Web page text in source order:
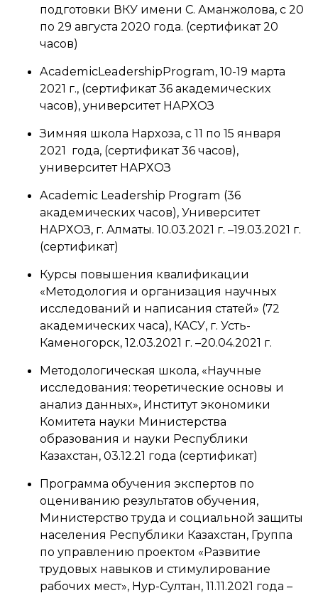
подготовки ВКУ имени С. Аманжолова, с 20
по 29 августа 2020 года. (сертификат 20
часов)
AcademicLeadershipProgram, 10-19 марта
2021 г., (сертификат 36 академических
часов), университет НАРХОЗ
Зимняя школа Нархоза, с 11 по 15 января
2021 года, (сертификат 36 часов),
университет НАРХОЗ
Academic Leadership Program (36
академических часов), Университет
НАРХОЗ, г. Алматы. 10.03.2021 г. –19.03.2021 г.
(сертификат)
Курсы повышения квалификации
«Методология и организация научных
исследований и написания статей» (72
академических часа), КАСУ, г. Усть-
Каменогорск, 12.03.2021 г. –20.04.2021 г.
Методологическая школа, «Научные
исследования: теоретические основы и
анализ данных», Институт экономики
Комитета науки Министерства
образования и науки Республики
Казахстан, 03.12.21 года (сертификат)
Программа обучения экспертов по
оцениванию результатов обучения,
Министерство труда и социальной защиты
населения Республики Казахстан, Группа
по управлению проектом «Развитие
трудовых навыков и стимулирование
рабочих мест», Нур-Султан, 11.11.2021 года –